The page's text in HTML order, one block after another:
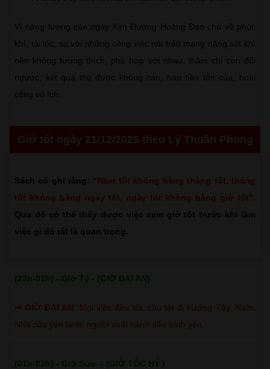
Vì năng lượng của ngày Kim Đường Hoàng Đạo chủ về phúc
khí, tài lộc, so với những công việc nói trên mang nặng sát khí
nên không tương thích, phù hợp với nhau, thậm chí còn đối
ngược, kết quả thu được không cao, hao tiền tốn của, hoài
công vô ích
Giờ tốt ngày 21/12/2025 theo Lý Thuần Phong
Sách cổ ghi rằng: “Năm tốt không bằng tháng tốt, tháng
tốt không bằng ngày tốt, ngày tốt không bằng giờ tốt”.
Qua đó có thể thấy được việc xem giờ tốt trước khi làm
việc gì đó rất là quan trọng.
(23h-01h) - Giờ Tý - (GIỜ ĐẠI AN)
⇒ GIỜ ĐẠI AN
Mọi việc đều tốt, cầu tài đi hướng Tây, Nam.
Nhà cửa yên lành, người xuất hành đều bình yên.
(01h-03h) - Giờ Sửu - (GIỜ TỐC HỶ )